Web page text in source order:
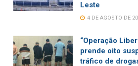
Leste
4 DE AGOSTO DE
“Operação
prende oito
tráfico de